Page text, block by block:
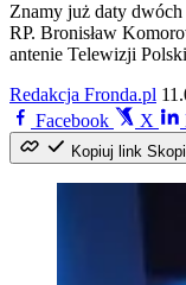
Znamy już daty dwóch
RP. Bronisław
antenie Telewizji
Redakcja Fronda.pl
Facebook
X
Kopiuj link